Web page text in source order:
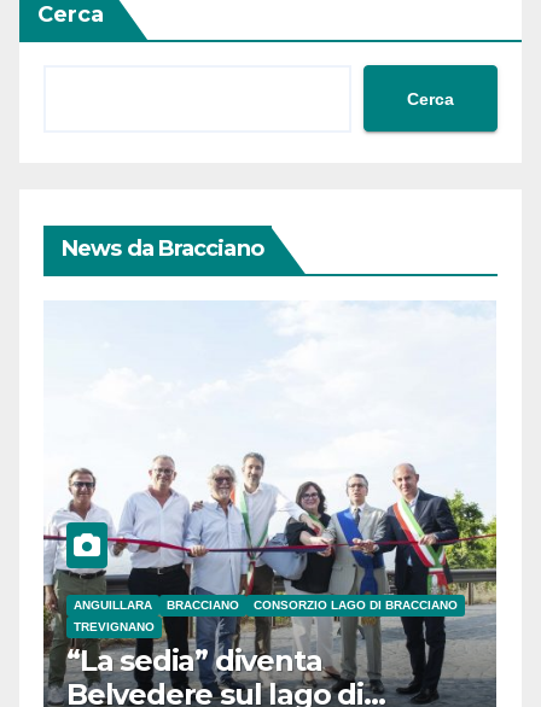
Cerca
Cerca
News da Bracciano
ANGUILLARA BRACCIANO
CONSORZIO LAGO DI BRACCIANO
TREVIGNANO
“La sedia” diventa
Belvedere sul lago di